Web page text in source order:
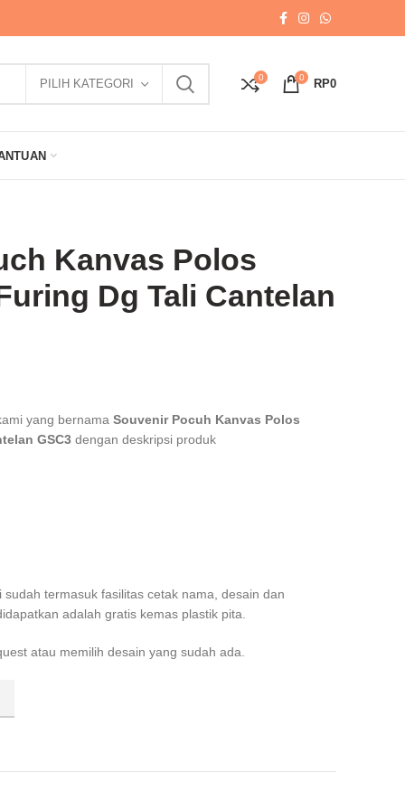
PILIH KATEGORI 0 0 RP0
Kanvas Polos
Dg Tali Cantelan
yang bernama Souvenir Pocuh Kanvas Polos
GSC3 dengan deskripsi produk
termasuk fasilitas cetak nama, desain dan
adalah gratis kemas plastik pita.
atau memilih desain yang sudah ada.